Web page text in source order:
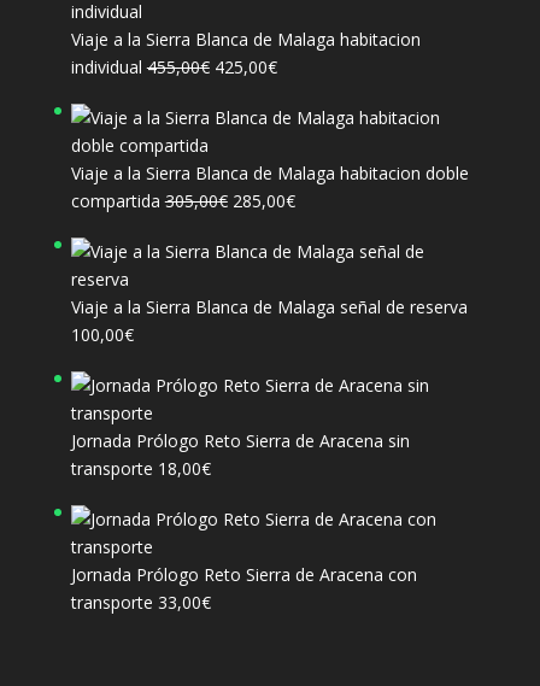
Viaje a la Sierra Blanca de Malaga habitacion
individual 455,00€ El
original
455,00€.
425,00€El
actual
425,00€.
Viaje a la Sierra Blanca de Malaga habitacion doble
compartida 305,00€ El
original
305,00€.
285,00€El
actual
285,00€.
Viaje a la Sierra Blanca de Malaga señal de reserva
100,00€
Jornada Prólogo Reto Sierra de Aracena sin
transporte 18,00€
Jornada Prólogo Reto Sierra de Aracena con
transporte 33,00€